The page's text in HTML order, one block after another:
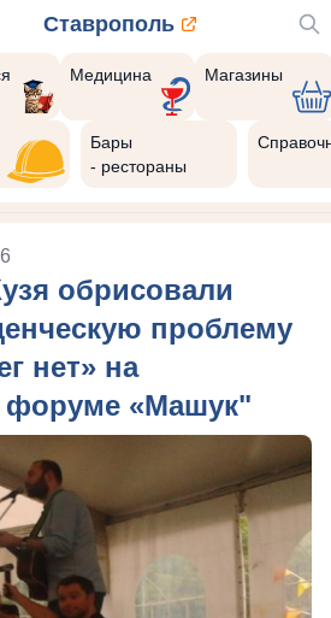
Ставрополь
Медицина Магазины
Бары
- рестораны
обрисовали
проблему
нет» на
«Машук"